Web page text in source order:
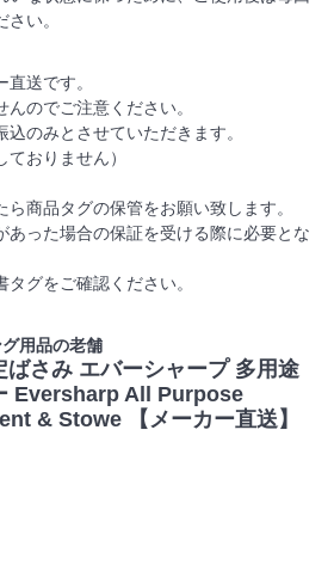
い。
送です。
のでご注意ください。
のみとさせていただきます。
ておりません）
商品タグの保管をお願い致します。
あった場合の保証を受ける際に必要とな
グをご確認ください。
用品の老舗
ばさみ エバーシャープ 多用途
Eversharp All Purpose
& Stowe 【メーカー直送】